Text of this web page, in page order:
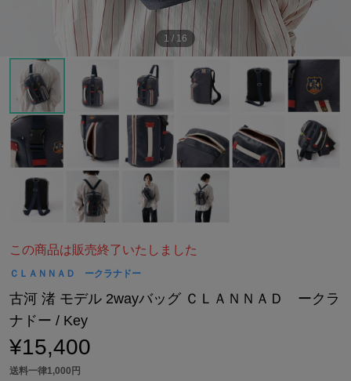
1 / 16
この商品は販売終了いたしました
ＣＬＡＮＮＡＤ ークラナドー
古河 渚 モデル 2wayバッグ ＣＬＡＮＮＡＤ ークラ
ナドー / Key
¥15,400
送料一律1,000円